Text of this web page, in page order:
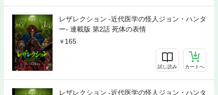
レザレクション -近代医学の怪人ジョン・ハンタ
ー- 連載版 第2話 死体の表情
165
試し読み カートへ
レザレクション -近代医学の怪人ジョン・ハンタ